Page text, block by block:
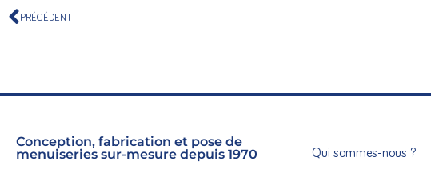
PRÉCÉDENT
Conception, fabrication et pose de
menuiseries sur-mesure depuis 1970
Qui sommes-nous ?